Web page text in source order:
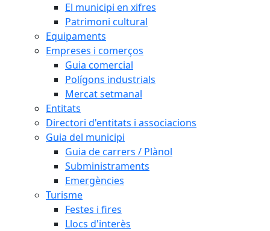
El municipi en xifres
Patrimoni cultural
Equipaments
Empreses i comerços
Guia comercial
Polígons industrials
Mercat setmanal
Entitats
Directori d'entitats i associacions
Guia del municipi
Guia de carrers / Plànol
Subministraments
Emergències
Turisme
Festes i fires
Llocs d'interès